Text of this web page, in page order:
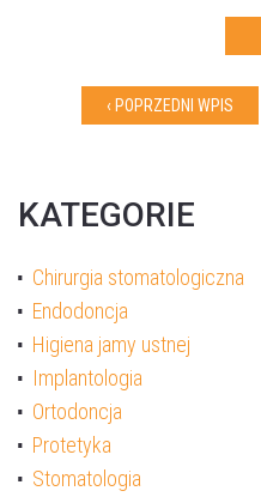
‹ POPRZEDNI WPIS
KATEGORIE
Chirurgia stomatologiczna
Endodoncja
Higiena jamy ustnej
Implantologia
Ortodoncja
Protetyka
Stomatologia
Akceptuję